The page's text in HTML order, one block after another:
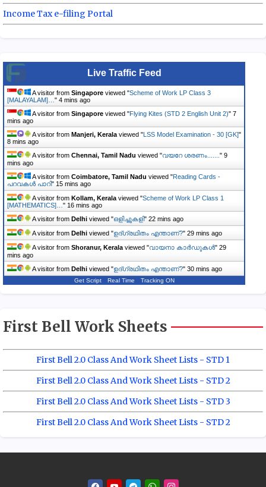
Income Tax e-filing Portal
Live Traffic Feed
A visitor from Singapore viewed "Scheme of Work LP Class 3
[MALAYALAM]… " 4 mins ago
A visitor from Singapore viewed "Flying Kites (STD 2 English Unit 2)" 7
mins ago
A visitor from Manjeri, Kerala viewed "LSS Model Examination - 30 [GK]"
8 mins ago
A visitor from Chennai, Tamil Nadu viewed "വയറേ ശരണം....... " 9
mins ago
A visitor from Coimbatore, Tamil Nadu viewed "Reading Cards -
പറവകൾ പാറി" 15 mins ago
A visitor from Kollam, Kerala viewed "Scheme of Work LP Class 1
[MATHEMATICS]… " 16 mins ago
A visitor from Delhi viewed "ഒളിച്ചുകളി" 22 mins ago
A visitor from Delhi viewed "ഉദ്ഗ്രഥിതം എന്താണ്?" 29 mins ago
A visitor from Shoranur, Kerala viewed "വായനാ കാർഡുകൾ" 29
mins ago
A visitor from Delhi viewed "ഉദ്ഗ്രഥിതം എന്താണ്?" 30 mins ago
Get Script Real Time Tracking ON
First Bell Work Sheets
First Bell 2.0 Class And Work Sheet Lists - STD 1
First Bell 2.0 Class And Work Sheet Lists - STD 2
First Bell 2.0 Class And Work Sheet Lists - STD 3
First Bell 2.0 Class And Work Sheet Lists - STD 2